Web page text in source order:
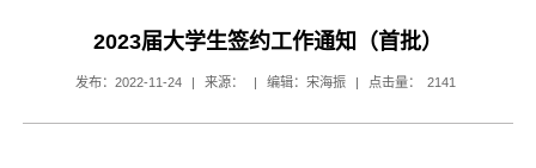
2023届大学生签约工作通知（首批）
发布：2022-11-24 | 来源： | 编辑：宋海振 | 点击量： 2141